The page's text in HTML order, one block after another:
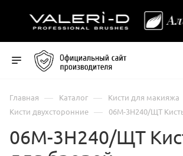
Главная — Каталог — Кисти для макияжа
Кисти двухсторонние — 06М-3Н240/ЩТ
06М-3Н240/ЩТ